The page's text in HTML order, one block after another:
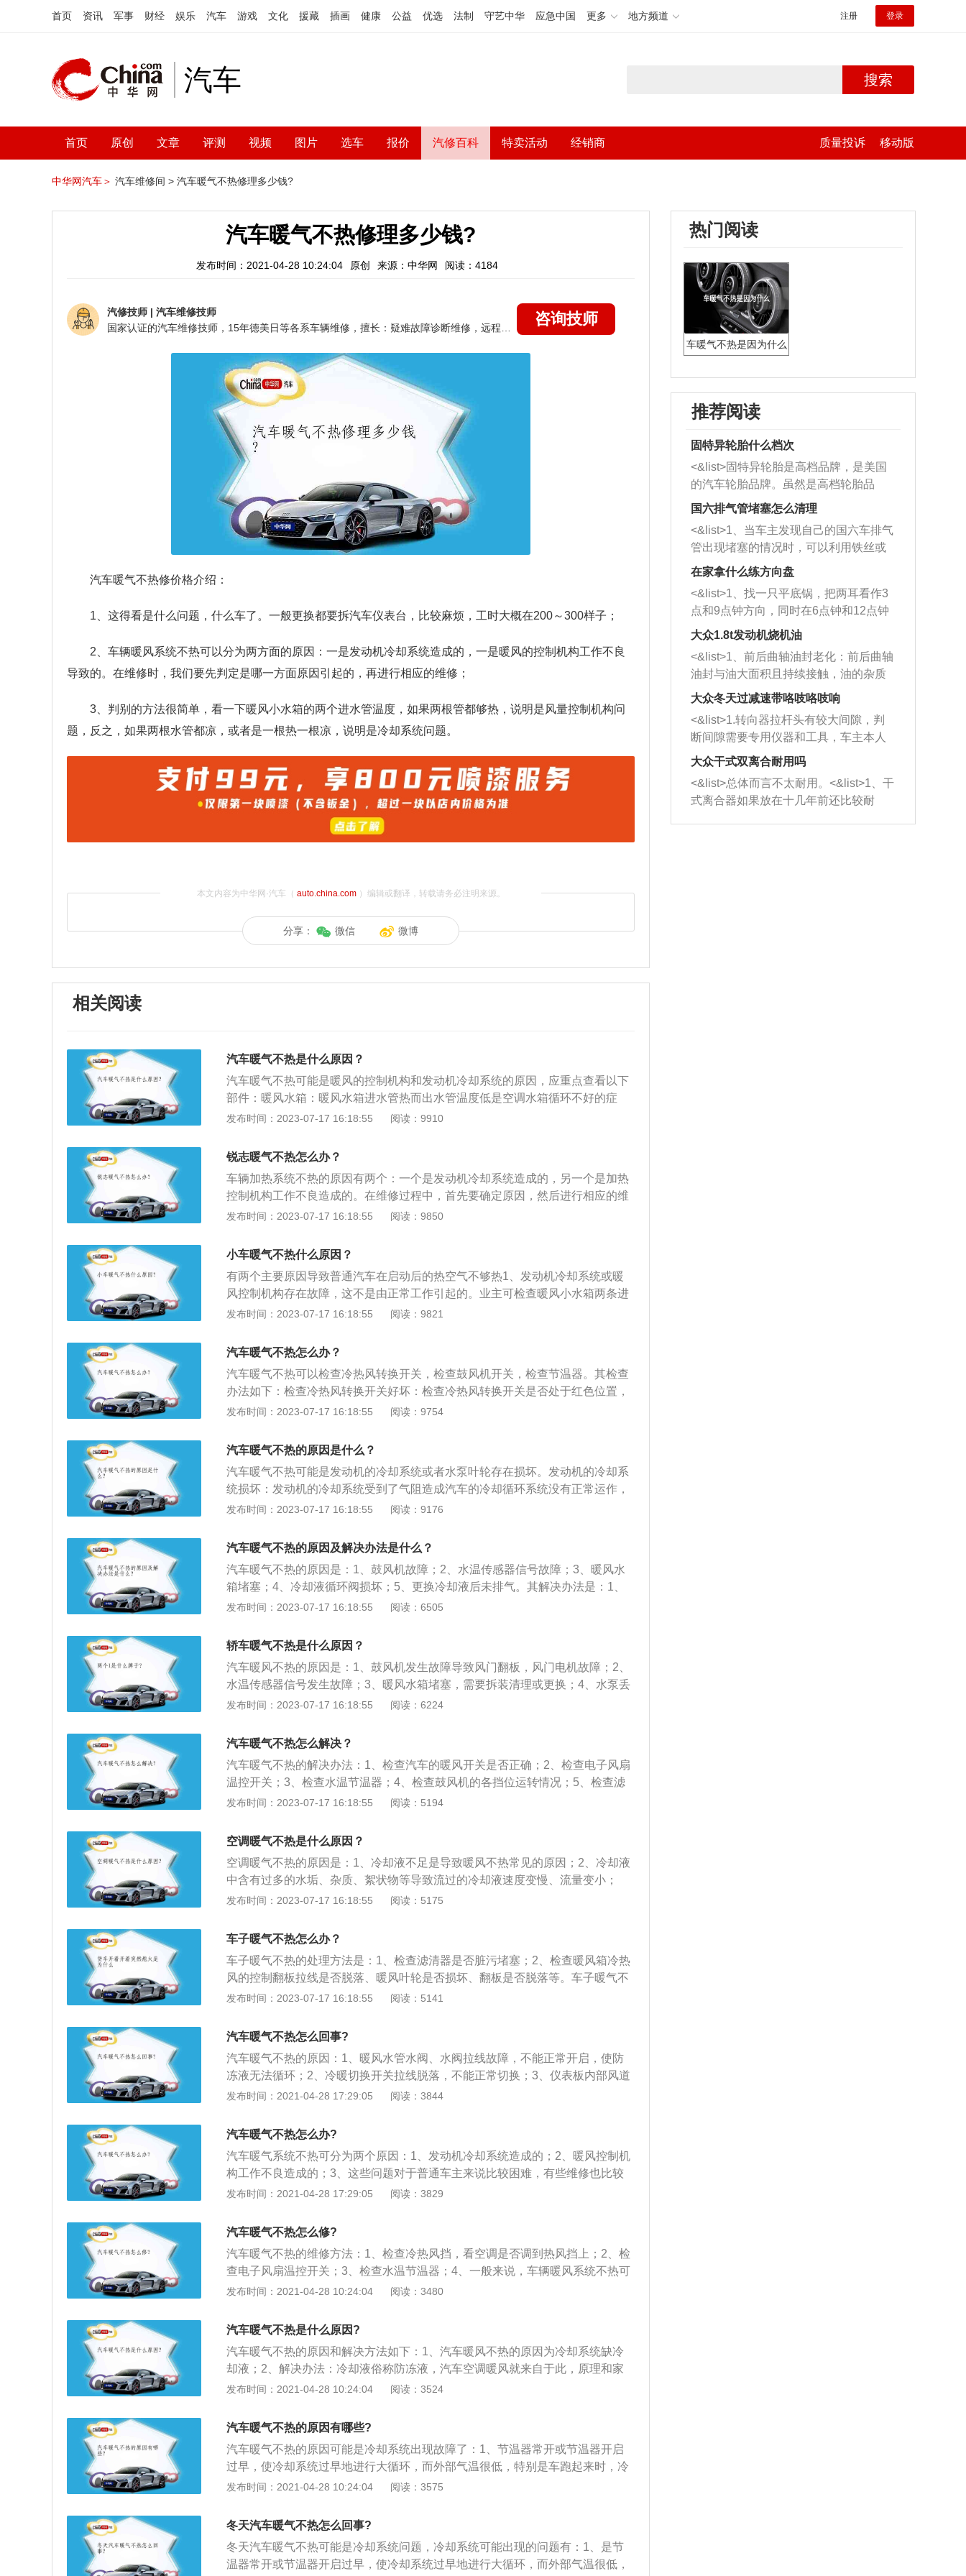
首页 资讯 军事 财经 娱乐 汽车 游戏 文化 援藏 插画 健康 公益 优选 法制 守艺中华 应急中国 更多 地方频道 注册 登录
汽车 搜索
首页 原创 文章 评测 视频 图片 选车 报价 汽修百科 特卖活动 经销商 质量投诉 移动版
中华网汽车＞ 汽车维修间 > 汽车暖气不热修理多少钱?
汽车暖气不热修理多少钱?
发布时间：2021-04-28 10:24:04 原创 来源：中华网 阅读：4184
汽修技师 | 汽车维修技师
咨询技师
汽车暖气不热修价格介绍：
1、这得看是什么问题，什么车了。一般更换都要拆汽车仪表台，比较麻烦，工时大概在200～300样子；
2、车辆暖风系统不热可以分为两方面的原因：一是发动机冷却系统造成的，一是暖风的控制机构工作不良
导致的。在维修时，我们要先判定是哪一方面原因引起的，再进行相应的维修；
3、判别的方法很简单，看一下暖风小水箱的两个进水管温度，如果两根管都够热，说明是风量控制机构问
题，反之，如果两根水管都凉，或者是一根热一根凉，说明是冷却系统问题。
本文内容为中华网·汽车（ auto.china.com）编辑或翻译，转载请务必注明来源。
分享： 微信 微博
相关阅读
汽车暖气不热是什么原因？
汽车暖气不热可能是暖风的控制机构和发动机冷却系统的原因，应重点查看以下
部件：暖风水箱：暖风水箱进水管热而出水管温度低是空调水箱循环不好的症
状，空调水箱的散热器片非常精细，长期使用，冷却液中的水垢和杂质就会堵塞
输送暖风。而空调水箱外部的散热器片之间堵塞，就会造成空调电机产生的气流
被空调水箱的散热器片阻挡，无法通过空调出风口送达驾驶室，导致空调制热不
好。空调滤芯：空调滤芯主要作用就是过滤掉进入空调系统空气中的杂质，空调
滤芯堵塞，进入空调系统的空气不足，空调风扇就不能产生足够的风量给车辆提
供暖风。空调电机：空调电机老化，工作效率降低，会出现噪音大但产生的风量
的情况。
发布时间：2023-07-17 16:18:55 阅读：9910
锐志暖气不热怎么办？
车辆加热系统不热的原因有两个：一个是发动机冷却系统造成的，另一个是加热
控制机构工作不良造成的。在维修过程中，首先要确定原因，然后进行相应的维
修。判别方法非常简单。看一下暖风小水箱的两个进水管的温度。如果两根管道
的，另一根是冷的，则表明冷却系统有问题。冷却系统可能存在的问题有：节温
器常开或过早开启，使冷却系统过早进行大循环，外部温度很低。特别是在汽车
行驶时，冷空气会迅速冷却防冻液，发动机水温不会升高，空气也不会变热。
发布时间：2023-07-17 16:18:55 阅读：9850
小车暖气不热什么原因？
有两个主要原因导致普通汽车在启动后的热空气不够热1、发动机冷却系统或暖
风控制机构存在故障，这不是由正常工作引起的。业主可检查暖风小水箱两条进
水管的温度。如果温度足够高，则表明暖风控制机构没有问题。如果是冷的或冷
致冷却系统提前循环，并且车辆外部温度较低。外部冷空气将快速冷却防冻液，
导致水箱温升不足和暖风不足。恒温器需要调整或修理。3、暖风控制机构出现
问题的原因可能是滤清器堵塞，导致鼓风机吹入车内的风量不足或冷热空气分布
不合理。同时检查风机各档位是否能达到足够的转速，冷暖风控制活门是否脱
落，应及时修理处理。4、如果你想在冬天暖车，你可以尝试一些技巧。即启动
开暖风和空调，将空气循环设置为外部循环，同时关闭空调开关，等待几分钟，
将流通方式改为内部流通。
发布时间：2023-07-17 16:18:55 阅读：9821
汽车暖气不热怎么办？
汽车暖气不热可以检查冷热风转换开关，检查鼓风机开关，检查节温器。其检查
办法如下：检查冷热风转换开关好坏：检查冷热风转换开关是否处于红色位置，
红色代表出热风，若不能拧到红色位置，则进一步检查暖风机总开关。检查鼓风
风机开关是控制暖气的唯一用电设备，如果开关有故障，不能打开鼓风机，导致
无热风吹出，汽车暖气不热。检查节温器好坏：如果汽车没有节温器或者一直处
于打开状态，则导致汽车水温上升慢，暖气开关不能打开，遇到这种情况可以到
维修店检修。
发布时间：2023-07-17 16:18:55 阅读：9754
汽车暖气不热的原因是什么？
汽车暖气不热可能是发动机的冷却系统或者水泵叶轮存在损坏。发动机的冷却系
统损坏：发动机的冷却系统受到了气阻造成汽车的冷却循环系统没有正常运作，
从而导致暖风不热的问题。倘若暖风小水箱是进水管热，出水管冷则是小水箱存
造成水箱中流经的水量减少，从而导致暖风不热。需要更换新的水泵叶轮。
发布时间：2023-07-17 16:18:55 阅读：9176
汽车暖气不热的原因及解决办法是什么？
汽车暖气不热的原因是：1、鼓风机故障；2、水温传感器信号故障；3、暖风水
箱堵塞；4、冷却液循环阀损坏；5、更换冷却液后未排气。其解决办法是：1、
检查电子风扇温控开关；2、检查水温节温器；3、检查鼓风机各挡位运转情况；
交换器。汽车空调的作用：1、车内温度调节；2、湿度调节；3、气流调节；4、
净化空气。
发布时间：2023-07-17 16:18:55 阅读：6505
轿车暖气不热是什么原因？
汽车暖风不热的原因是：1、鼓风机发生故障导致风门翻板，风门电机故障；2、
水温传感器信号发生故障；3、暖风水箱堵塞，需要拆装清理或更换；4、水泵丢
转损坏，暖风流量阀和冷却液循环阀损坏；5、更换冷却液后未排气。扩展内
足够的转速；2、加装或更换新节温器；3、有排气口的先排气，若不行用手感觉
两根暖风水管，若温度相差很大直接用水枪或气枪通暖风水箱或热交换器即可；
4、检查滤清器是否脏污堵塞，进行清理，必要时要及时更换；5、及时排气。
发布时间：2023-07-17 16:18:55 阅读：6224
汽车暖气不热怎么解决？
汽车暖气不热的解决办法：1、检查汽车的暖风开关是否正确；2、检查电子风扇
温控开关；3、检查水温节温器；4、检查鼓风机的各挡位运转情况；5、检查滤
清器是否脏污堵塞；6、及时排气；7、用水枪或气枪通暖风水箱或热交换器。汽
故障；3、暖风水箱堵塞；4、暖风流量阀和冷却液循环阀损坏；5、更换冷却液
发布时间：2023-07-17 16:18:55 阅读：5194
空调暖气不热是什么原因？
空调暖气不热的原因是：1、冷却液不足是导致暖风不热常见的原因；2、冷却液
中含有过多的水垢、杂质、絮状物等导致流过的冷却液速度变慢、流量变小；
3、电控阀门处于常开、常闭或在某位置不动的状态；4、节温器常开。正确开启
下，汽车没有预热会对汽车运输系统有所损害；2、暖风是将方向调整到脚下的
位置，不会让车内人员产生明显的呼吸憋闷的情况。
发布时间：2023-07-17 16:18:55 阅读：5175
车子暖气不热怎么办？
车子暖气不热的处理方法是：1、检查滤清器是否脏污堵塞；2、检查暖风箱冷热
风的控制翻板拉线是否脱落、暖风叶轮是否损坏、翻板是否脱落等。车子暖气不
热的原因有：1、节温器常开或节温器开启过早，使冷却系统过早地进行大循
够，热量上不来；3、发动机冷却系统有气阻，气阻导致冷却系统循环不良，造
成暖风不热的故障；4、滤清器脏污堵塞，造成风量不够或冷热风分配不好，使
暖风小水箱的热量散发不出来。
发布时间：2023-07-17 16:18:55 阅读：5141
汽车暖气不热怎么回事?
汽车暖气不热的原因：1、暖风水管水阀、水阀拉线故障，不能正常开启，使防
冻液无法循环；2、冷暖切换开关拉线脱落，不能正常切换；3、仪表板内部风道
脱落，接口处缝隙过大而漏风，使暖风泄露；4、防冻液温度过低：车辆刚刚启
水箱和暖风水箱的管路之间，部分车型为电子暖风水阀无需手动打开，不出暖风
建议逐一检查故障原因。
发布时间：2021-04-28 17:29:05 阅读：3844
汽车暖气不热怎么办?
汽车暖气系统不热可分为两个原因：1、发动机冷却系统造成的；2、暖风控制机
构工作不良造成的；3、这些问题对于普通车主来说比较困难，有些维修也比较
复杂，应该请专业人士检查维修。
发布时间：2021-04-28 17:29:05 阅读：3829
汽车暖气不热怎么修?
汽车暖气不热的维修方法：1、检查冷热风挡，看空调是否调到热风挡上；2、检
查电子风扇温控开关；3、检查水温节温器；4、一般来说，车辆暖风系统不热可
以分为两方面的原因：一是发动机冷却系统造成的，一是暖风的控制机构工作不
是应该请专业人员。
发布时间：2021-04-28 10:24:04 阅读：3480
汽车暖气不热是什么原因?
汽车暖气不热的原因和解决方法如下：1、汽车暖风不热的原因为冷却系统缺冷
却液；2、解决办法：冷却液俗称防冻液，汽车空调暖风就来自于此，原理和家
用空调制热不一样。汽车暖风循环是在发动机冷却液小循环管路中并联一条管
此而来。冷却系统缺冷却液是导致暖风不热最常见也是最容易解决的故障现象；
4、从发动机仓内部就能看到暖风水箱的位置，有些车型暖风水箱位置会高于缸
体，和缸盖持平或高于缸盖，这样就保证在冷却液不足的情况下优先使冷却液在
缸体、缸盖中循环，补足冷却液后，暖风水箱中充满滚烫的冷却液，暖风自然会
热起来。
发布时间：2021-04-28 10:24:04 阅读：3524
汽车暖气不热的原因有哪些?
汽车暖气不热的原因可能是冷却系统出现故障了：1、节温器常开或节温器开启
过早，使冷却系统过早地进行大循环，而外部气温很低，特别是车跑起来时，冷
风很快把防冻液冷却，发动机水温上不来，暖风也不会热；2、水泵叶轮破损或
阻，气阻导致冷却系统循环不良，造成水温高，暖风不热的故障。如果冷却系统
总有气，很可能是汽缸垫有破损向冷却系统串气所至；如果暖风小水箱的进水管
很热，而出水管较凉，这种情况应是暖风小水箱有堵塞，应更换暖风小水箱。
发布时间：2021-04-28 10:24:04 阅读：3575
冬天汽车暖气不热怎么回事?
冬天汽车暖气不热可能是冷却系统问题，冷却系统可能出现的问题有：1、是节
温器常开或节温器开启过早，使冷却系统过早地进行大循环，而外部气温很低，
热门阅读
车暖气不热是因为什么
推荐阅读
固特异轮胎什么档次
<&list>固特异轮胎是高档品牌，是美国
的汽车轮胎品牌。虽然是高档轮胎品
牌，但是中高低端的轮胎都有生产，这
也是为了更好的开拓市场。
国六排气管堵塞怎么清理
<&list>1、当车主发现自己的国六车排气
管出现堵塞的情况时，可以利用铁丝或
者是细棍，直接将杂物给取出来，如果
堵塞情况比较严重，也可以采取应急措
施。 <&list>2、直接利用木棍将所有的
杂物推到排气管里面的位置处，然后将
三元催化器拆解开，就可以将堵塞的东
西取出来。但如果是因为积碳过多引起
的堵塞，就需要将三元催化器泡在草酸
洗剂对堵塞的情况得到解决，将清洗剂
放在燃油箱中，与燃油混合后，车辆启
动时，就可以和汽油一起进入到燃烧
室，最后形成废气排出，就可以让三元
催化器得到清洗，排气管堵塞的情况就
能够得到解决。
在家拿什么练方向盘
<&list>1、找一只平底锅，把两耳看作3
点和9点钟方向，同时在6点钟和12点钟
方向做一个标记。 <&list>2、双手握住
一圈半的练习，往右同样也要打相同的
圈数。 <&list>3、最后强调要反复练
习，这样就可以形成肌肉记忆，在真实
驾驶车辆时，不需要记忆也能打好方
向。
大众1.8t发动机烧机油
<&list>1、前后曲轴油封老化：前后曲轴
油封与油大面积且持续接触，油的杂质
和发动机内持续温度变化使其密封效果
逐渐减弱，导致渗油或漏油。<&list>2、
活塞间隙过大：积碳会使活塞环与缸体
的间隙扩大，导致机油流入燃烧室中，
造成烧机油。<&list>3、机油粘度。使用
机油粘度过小的话，同样会有烧机油现
象，机油粘度过小具有很好的流动性，
大众冬天过减速带咯吱咯吱响
<&list>1.转向器拉杆头有较大间隙，判
断间隙需要专用仪器和工具，车主本人
无法制作，需要将车辆送到修理厂或4s
店；<&list>2.车辆半轴套管防尘罩破
裂，破裂后会出现漏油现象，使半轴磨
损严重，磨损的半轴容易损坏，产生异
响；<&list>3.稳定器的转向胶套和球头
大众干式双离合耐用吗
<&list>总体而言不太耐用。<&list>1、干
式离合器如果放在十几年前还比较耐